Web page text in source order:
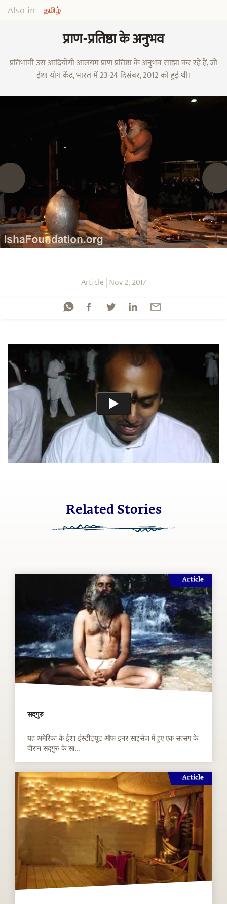
Also in: தமிழ்
प्राण-प्रतिष्ठा के अनुभव
प्रतिभागी उस आदियोगी आलयम प्राण प्रतिष्ठा के अनुभव साझा कर रहे हैं, जो
ईशा योग केंद्र, भारत में 23-24 दिसंबर, 2012 को हुई थी।
Article Nov 2, 2017
Related Stories
Article
सद्‌गुरु
यह अमेरिका के ईशा इंस्टीट्यूट ऑफ इनर साइंसेज में हुए एक सत्संग के
दौरान सद्गुरु के सा...
Article